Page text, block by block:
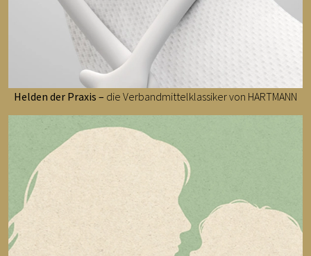
Helden der Praxis – die Verbandmittelklassiker von HARTMANN